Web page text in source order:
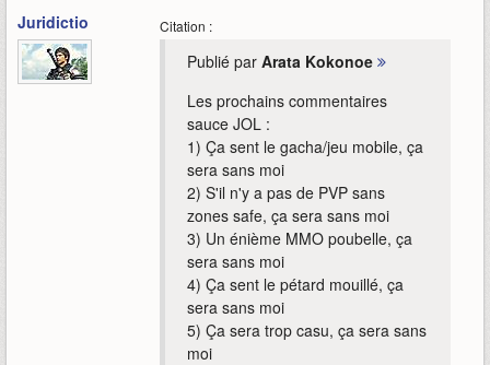
Juridictio Citation :
Publié par Arata Kokonoe
Les prochains commentaires
sauce JOL :
1) Ça sent le gacha/jeu mobile, ça
sera sans moi
2) S'il n'y a pas de PVP sans
zones safe, ça sera sans moi
3) Un énième MMO poubelle, ça
sera sans moi
4) Ça sent le pétard mouillé, ça
sera sans moi
5) Ça sera trop casu, ça sera sans
moi